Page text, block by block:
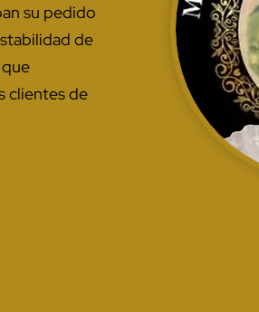
su pedido
de
clientes de